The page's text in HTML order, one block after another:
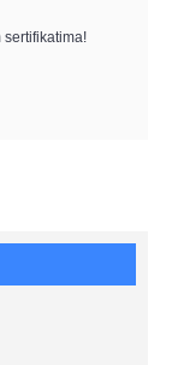
sertifikatima!